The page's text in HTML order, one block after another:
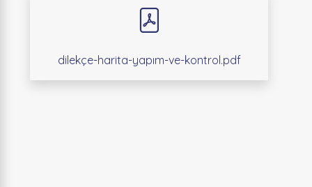
dilekçe-harita-yapım-ve-kontrol.pdf